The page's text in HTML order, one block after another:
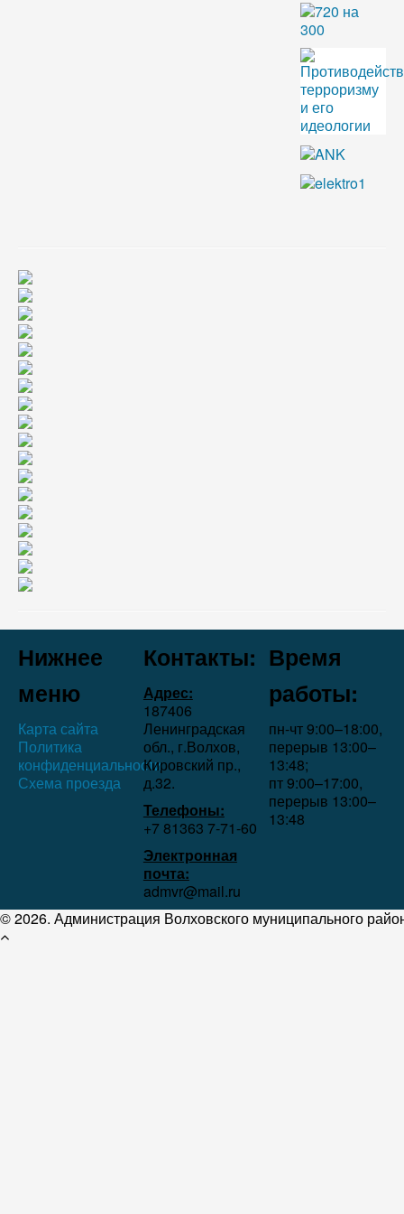
Нижнее
меню
Карта сайта
Политика
конфиденциальности
Схема проезда
Контакты:
Адрес:
187406
Ленинградская
обл., г.Волхов,
Кировский пр.,
д.32.
Телефоны:
+7 81363 7‑71-60
Электронная
почта:
admvr@mail.ru
Время
работы:
пн-чт 9:00–18:00,
перерыв 13:00–
13:48;
пт 9:00–17:00,
перерыв 13:00–
13:48
© 2026. Администрация Волховского муниципального